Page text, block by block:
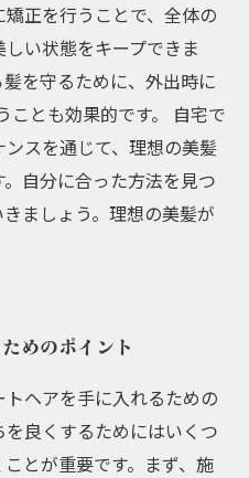
正を行うことで、全体の
い状態をキープできま
を守るために、外出時に
ことも効果的です。 自宅で
スを通じて、理想の美髪
自分に合った方法を見つ
ましょう。理想の美髪が
めのポイント
ヘアを手に入れるための
良くするためにはいくつ
とが重要です。まず、施